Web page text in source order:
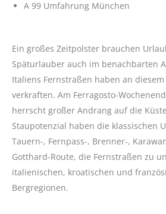
A 99 Umfahrung München
Ein großes Zeitpolster brauchen
Späturlauber auch im benachbarten
Italiens Fernstraßen haben an
verkraften. Am Ferragosto-
herrscht großer Andrang auf die
Staupotenzial haben die klassischen
Tauern-, Fernpass-, Brenner-,
Gotthard-Route, die Fernstraßen zu
italienischen, kroatischen und
Bergregionen.